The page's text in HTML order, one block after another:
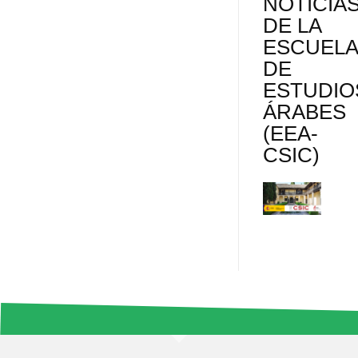
DE LA
ESCUELA
DE
ÁRABES
(EEA-
CSIC)